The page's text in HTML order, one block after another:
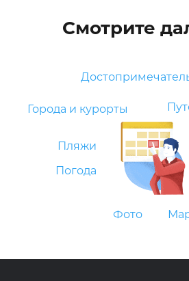
Смотрите
Города и курорты
Пляжи
Погода
Фото